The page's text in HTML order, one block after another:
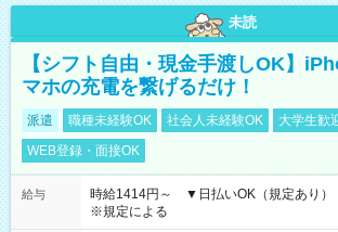
未読
【シフト自由・現金手渡しOK】
マホの充電を繋げるだけ！
派遣 職種未経験OK 社会人未経験OK 大学生歓
WEB登録・面接OK
給与
時給1414円～ ▼日払いOK（規定あり
※規定による